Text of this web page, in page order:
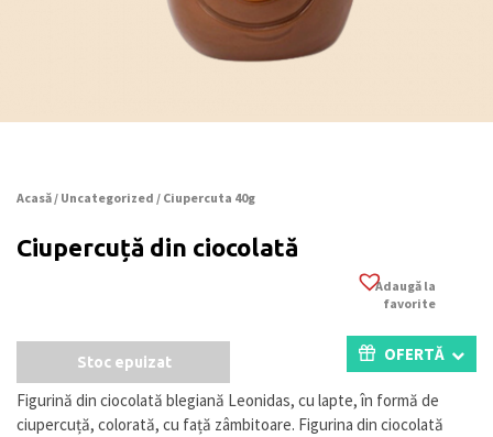
Acasă / Uncategorized / Ciupercuta 40g
Ciupercuță din ciocolată
Adaugă la
favorite
Stoc epuizat OFERTĂ
Figurină din ciocolată blegiană Leonidas, cu lapte, în formă de
ciupercuță, colorată, cu față zâmbitoare. Figurina din ciocolată